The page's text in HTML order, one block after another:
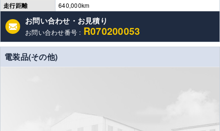
走行距離 640,000km
お問い合わせ・お見積り
お問い合わせ番号 : R070200053
電装品(その他)